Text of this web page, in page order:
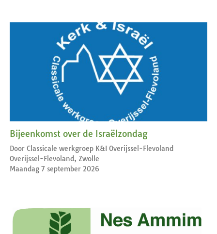
Bijeenkomst over de Israëlzondag
Door Classicale werkgroep K&I Overijssel-Flevoland
Overijssel-Flevoland, Zwolle
Maandag 7 september 2026